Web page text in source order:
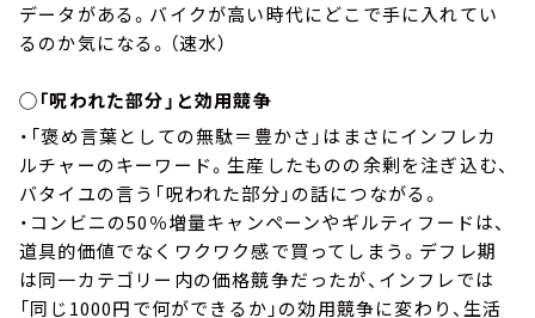
データがある。バイクが高い時代にどこで手に入れてい
るのか気になる。（速水）
◯「呪われた部分」と効用競争
・「褒め言葉としての無駄＝豊かさ」はまさにインフレカ
ルチャーのキーワード。生産したものの余剰を注ぎ込む、
バタイユの言う「呪われた部分」の話につながる。
・コンビニの50％増量キャンペーンやギルティフードは、
道具的価値でなくワクワク感で買ってしまう。デフレ期
は同一カテゴリー内の価格競争だったが、インフレでは
「同じ1000円で何ができるか」の効用競争に変わり、生活